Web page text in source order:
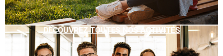
DÉCOUVREZ TOUTES NOS ACTIVITÉS